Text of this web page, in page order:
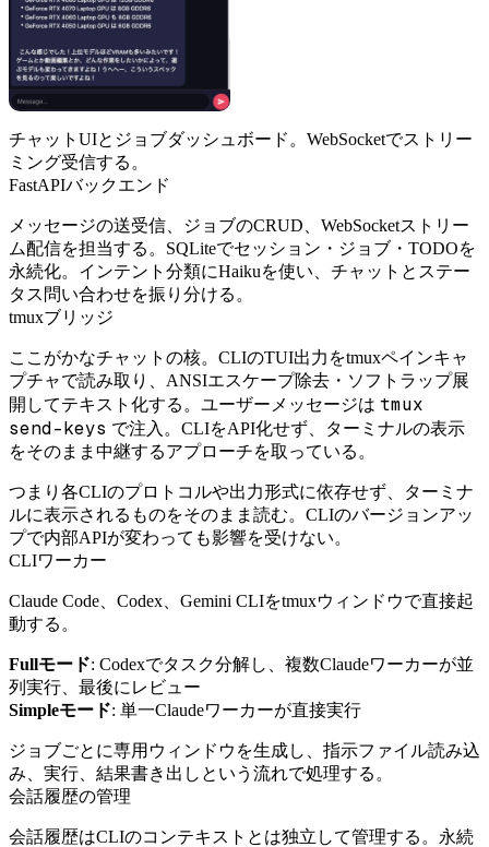
チャットUIとジョブダッシュボード。WebSocketでストリー
ミング受信する。
FastAPIバックエンド
メッセージの送受信、ジョブのCRUD、WebSocketストリー
ム配信を担当する。SQLiteでセッション・ジョブ・TODOを
永続化。インテント分類にHaikuを使い、チャットとステー
タス問い合わせを振り分ける。
tmuxブリッジ
ここがかなチャットの核。CLIのTUI出力をtmuxペインキャ
プチャで読み取り、ANSIエスケープ除去・ソフトラップ展
開してテキスト化する。ユーザーメッセージは tmux
send-keys で注入。CLIをAPI化せず、ターミナルの表示
をそのまま中継するアプローチを取っている。
つまり各CLIのプロトコルや出力形式に依存せず、ターミナ
ルに表示されるものをそのまま読む。CLIのバージョンアッ
プで内部APIが変わっても影響を受けない。
CLIワーカー
Claude Code、Codex、Gemini CLIをtmuxウィンドウで直接起
動する。
Fullモード: Codexでタスク分解し、複数Claudeワーカーが並
列実行、最後にレビュー
Simpleモード: 単一Claudeワーカーが直接実行
ジョブごとに専用ウィンドウを生成し、指示ファイル読み込
み、実行、結果書き出しという流れで処理する。
会話履歴の管理
会話履歴はCLIのコンテキストとは独立して管理する。永続